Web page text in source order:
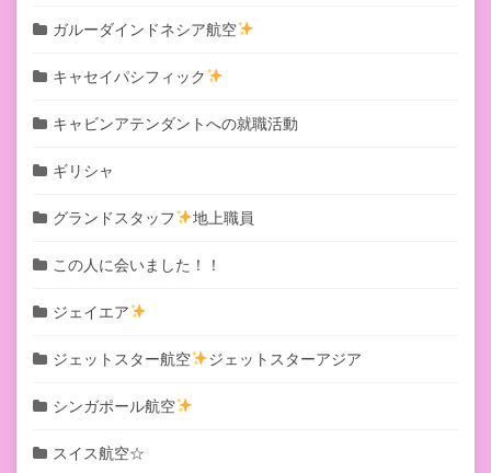
ガルーダインドネシア航空
キャセイパシフィック
キャビンアテンダントへの就職活動
ギリシャ
グランドスタッフ 地上職員
この人に会いました！！
ジェイエア
ジェットスター航空 ジェットスターアジア
シンガポール航空
スイス航空☆